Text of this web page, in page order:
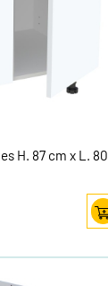
H. 87 cm x L. 80